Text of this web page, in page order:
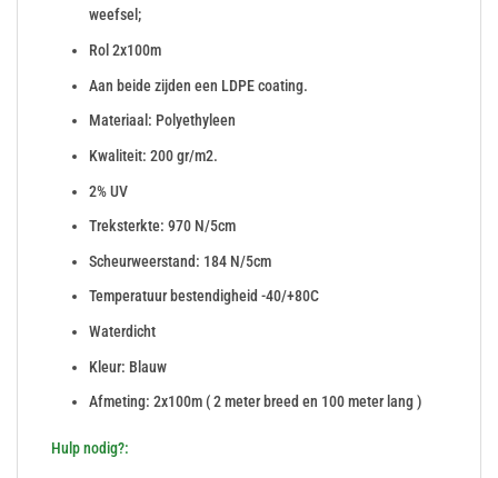
weefsel;
Rol 2x100m
Aan beide zijden een LDPE coating.
Materiaal: Polyethyleen
Kwaliteit: 200 gr/m2.
2% UV
Treksterkte: 970 N/5cm
Scheurweerstand: 184 N/5cm
Temperatuur bestendigheid -40/+80C
Waterdicht
Kleur: Blauw
Afmeting: 2x100m ( 2 meter breed en 100 meter lang )
Hulp nodig?: